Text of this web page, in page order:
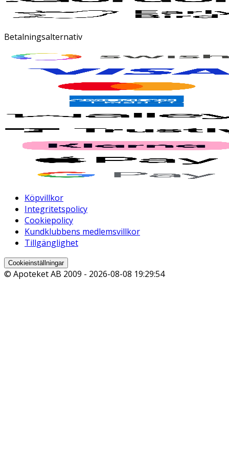
Betalningsalternativ
Köpvillkor
Integritetspolicy
Cookiepolicy
Kundklubbens medlemsvillkor
Tillgänglighet
Cookieinställningar
© Apoteket AB 2009 - 2026-08-08 19:29:54